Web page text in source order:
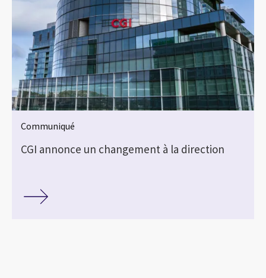
Communiqué
CGI annonce un changement à la direction